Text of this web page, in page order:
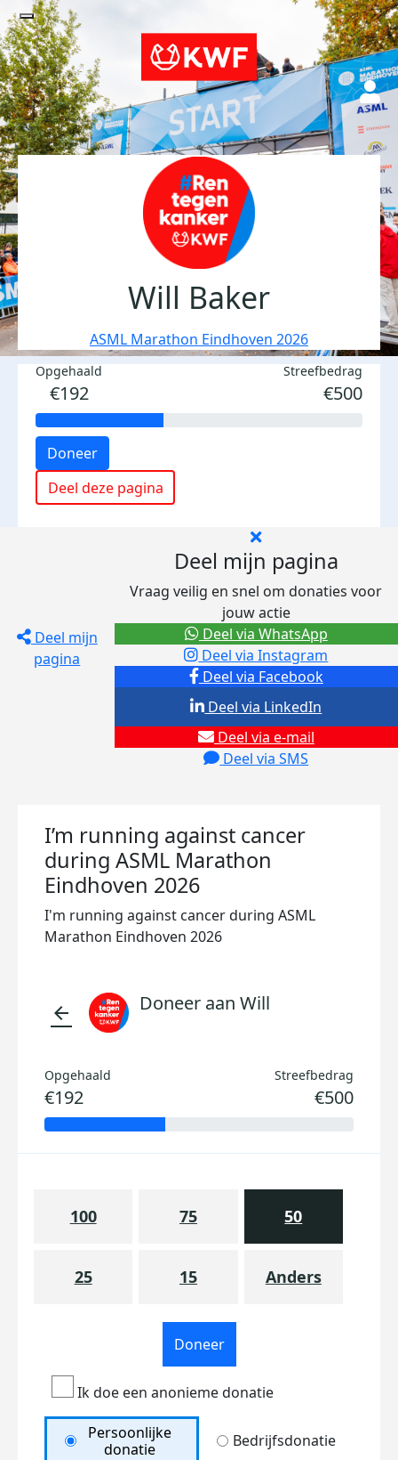
Will Baker
ASML Marathon Eindhoven 2026
Opgehaald
€192
Streefbedrag
€500
Doneer
Deel deze pagina
Deel mijn
pagina
Deel mijn pagina
Vraag veilig en snel om donaties voor
jouw actie
Deel via Facebook
Deel via Instagram
Deel via e-mail
Deel via SMS
Deel via LinkedIn
Deel via WhatsApp
I’m running against cancer
during ASML Marathon
Eindhoven 2026
I'm running against cancer during ASML
Marathon Eindhoven 2026
arrow_back Doneer aan Will
Opgehaald
€192
Streefbedrag
€500
100 75 50
25 15 Anders
Doneer
Ik doe een anonieme donatie
Persoonlijke
donatie
Bedrijfsdonatie